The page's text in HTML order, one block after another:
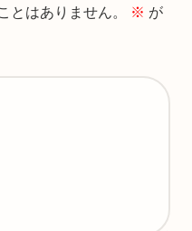
とはありません。 ※ が